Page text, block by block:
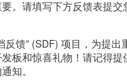
。请填写下方反馈表提交
反馈” (SDF) 项目，为提出
板和惊喜礼物！请记得提
知。